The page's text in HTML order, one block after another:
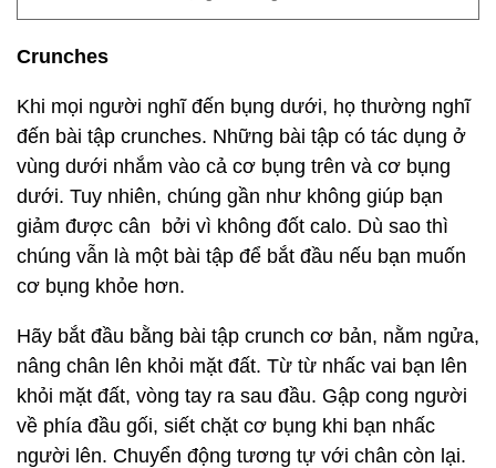
Crunches
Khi mọi người nghĩ đến bụng dưới, họ thường nghĩ
đến bài tập crunches. Những bài tập có tác dụng ở
vùng dưới nhắm vào cả cơ bụng trên và cơ bụng
dưới. Tuy nhiên, chúng gần như không giúp bạn
giảm được cân bởi vì không đốt calo. Dù sao thì
chúng vẫn là một bài tập để bắt đầu nếu bạn muốn
cơ bụng khỏe hơn.
Hãy bắt đầu bằng bài tập crunch cơ bản, nằm ngửa,
nâng chân lên khỏi mặt đất. Từ từ nhấc vai bạn lên
khỏi mặt đất, vòng tay ra sau đầu. Gập cong người
về phía đầu gối, siết chặt cơ bụng khi bạn nhấc
người lên. Chuyển động tương tự với chân còn lại.